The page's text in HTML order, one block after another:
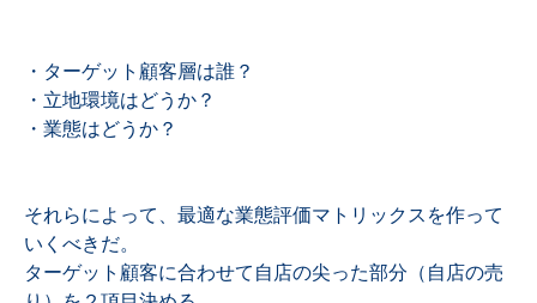
・ターゲット顧客層は誰？
・立地環境はどうか？
・業態はどうか？
それらによって、最適な業態評価マトリックスを作って
いくべきだ。
ターゲット顧客に合わせて自店の尖った部分（自店の売